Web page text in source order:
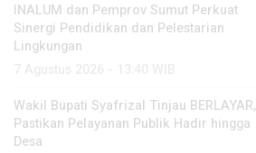
INALUM dan Pemprov Sumut Perkuat
Sinergi Pendidikan dan Pelestarian
Lingkungan
Wakil Bupati Syafrizal Tinjau BERLAYAR,
Pastikan Pelayanan Publik Hadir hingga
Desa